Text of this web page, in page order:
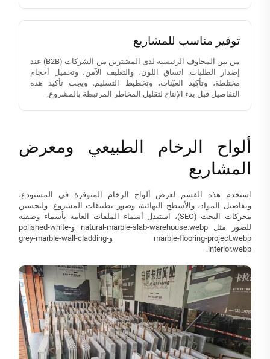
توفير مناسب للمشاريع
من بين المخاوف الرئيسية لدى المشترين من الشركات (B2B) عند
إصدار الطلبات: اتساق اللون، والتغليف الآمن، وتحميل أحجام
مختلطة، وتأكيد العيّنات، وتخطيط التسليم. ويجب تأكيد هذه
التفاصيل قبل بدء الإنتاج لتقليل المخاطر المرتبطة بالمشروع.
ألواح الرخام الطبيعي ومعرض
المشاريع
استخدم هذه القسم لعرض ألواح الرخام المتوفرة في المستودع،
وتفاصيل المواد، والأسطح النهائية، وصور تطبيقات المشروع. ولتحسين
محركات البحث (SEO)، استبدل أسماء الملفات العامة بأسماء وصفية
للصور مثل natural-marble-slab-warehouse.webp وpolished-white-
marble-flooring-project.webp وgrey-marble-wall-cladding-
interior.webp.